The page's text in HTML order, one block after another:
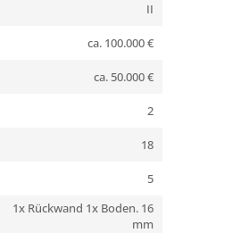
II
ca. 100.000 €
ca. 50.000 €
2
18
5
1x Rückwand 1x Boden. 16
mm